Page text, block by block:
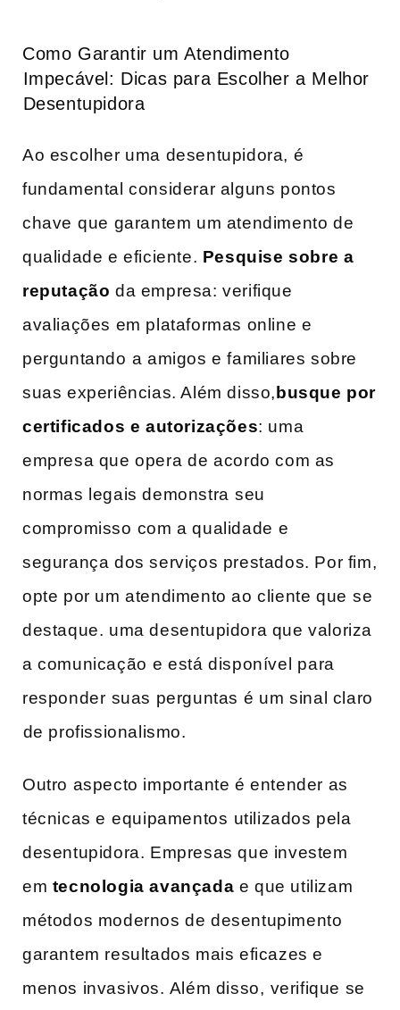
Como Garantir um Atendimento
⁤Impecável: Dicas para Escolher a ‌Melhor
⁣Desentupidora
Ao escolher uma ‌desentupidora, é
fundamental considerar alguns pontos
chave ⁢que garantem ‍um atendimento de
qualidade e eficiente. Pesquise sobre a
reputação da empresa: verifique⁢
avaliações ‌em plataformas online⁣ e
perguntando ⁤a amigos ‍e familiares ​sobre
suas experiências. Além disso, busque por
certificados e‍ autorizações: uma
empresa que opera⁢ de ‌acordo com as
normas‍ legais demonstra ⁢seu
compromisso ⁢com a​ qualidade ⁤e⁢
segurança dos serviços ‍prestados. ‍Por fim,‌
opte por um atendimento ‌ao cliente que⁢ se
destaque. uma‌ desentupidora que valoriza
a‍ comunicação⁣ e está disponível ⁤para
responder⁢ suas perguntas ⁣é um sinal claro
⁢de profissionalismo.
Outro aspecto ​importante ‌é entender as
‌técnicas e⁢ equipamentos ⁤utilizados pela
desentupidora. Empresas que investem⁢
em tecnologia avançada e‍ que utilizam
métodos modernos‍ de ‌desentupimento
garantem resultados mais eficazes e
menos invasivos. ⁣Além disso, ⁤verifique ‌se